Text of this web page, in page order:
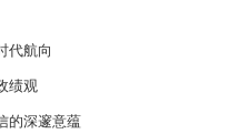
代航向
绩观
的深邃意蕴